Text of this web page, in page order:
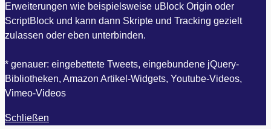
Erweiterungen wie beispielsweise uBlock Origin oder
ScriptBlock und kann dann Skripte und Tracking gezielt
zulassen oder eben unterbinden.
* genauer: eingebettete Tweets, eingebundene jQuery-
Bibliotheken, Amazon Artikel-Widgets, Youtube-Videos,
Vimeo-Videos
Schließen